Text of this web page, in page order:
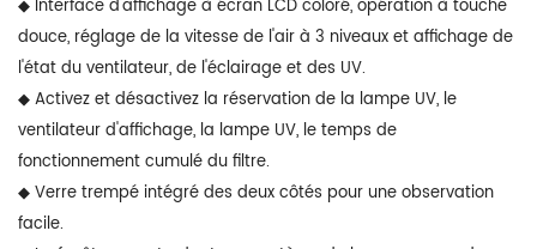
◆ Interface d'affichage à écran LCD coloré, opération à touche
douce, réglage de la vitesse de l'air à 3 niveaux et affichage de
l'état du ventilateur, de l'éclairage et des UV.
◆ Activez et désactivez la réservation de la lampe UV, le
ventilateur d'affichage, la lampe UV, le temps de
fonctionnement cumulé du filtre.
◆ Verre trempé intégré des deux côtés pour une observation
facile.